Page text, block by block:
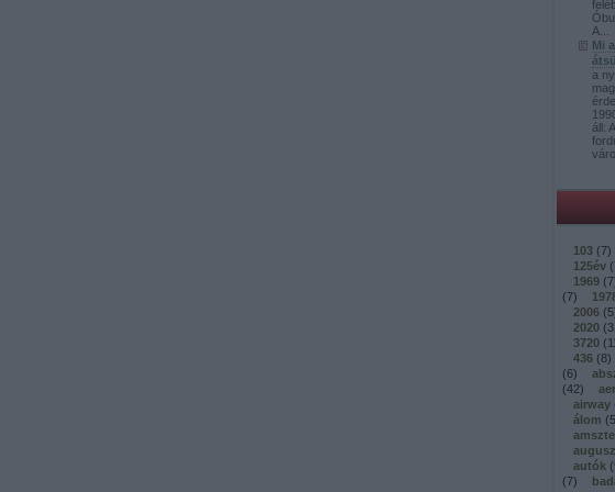
A...
Mi
a
áll:
103 (7)
125év (
1969 (7
(7)
2006 (5
2020 (
3720 (
436 (8)
(6)
(42)
airway
álom (5
autók (
(7)